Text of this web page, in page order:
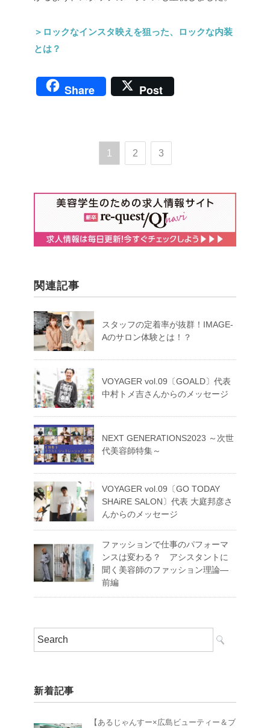
＞ロックなインスタ映えを狙った、ロックな内装
とは？
Share Post
1 2 3
関連記事
スタッフの定着率が抜群！IMAGE-
Aのサロン体験とは！？
VOYAGER vol.09〔GOALD〕代表
中村トメ吉さんからのメッセージ
NEXT GENERATIONS2023 ～次世
代美容師特集～
VOYAGER vol.09〔GO TODAY
SHAiRE SALON〕代表 大庭邦彦さ
んからのメッセージ
ファッションで仕事のパフォーマ
ンスは変わる？ アシスタントに
聞く美容師のファッション理論―
前編
新着記事
【あるじゃんすー×広島ビューティー＆ブ